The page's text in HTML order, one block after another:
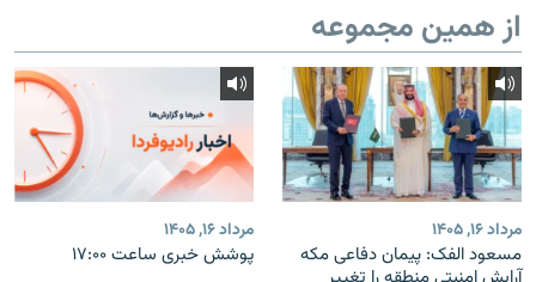
از همین مجموعه
مرداد ۱۶, ۱۴۰۵
مسعود الفک: پیمان دفاعی مکه
مرداد ۱۶, ۱۴۰۵
پوشش خبری ساعت ۱۷:۰۰